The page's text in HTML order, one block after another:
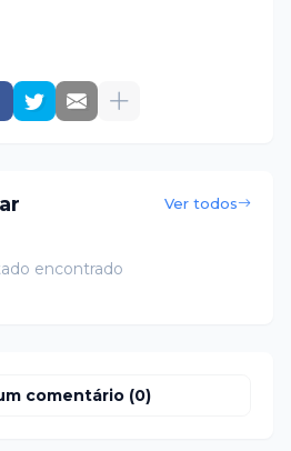
Ver todos
encontrado
comentário (0)